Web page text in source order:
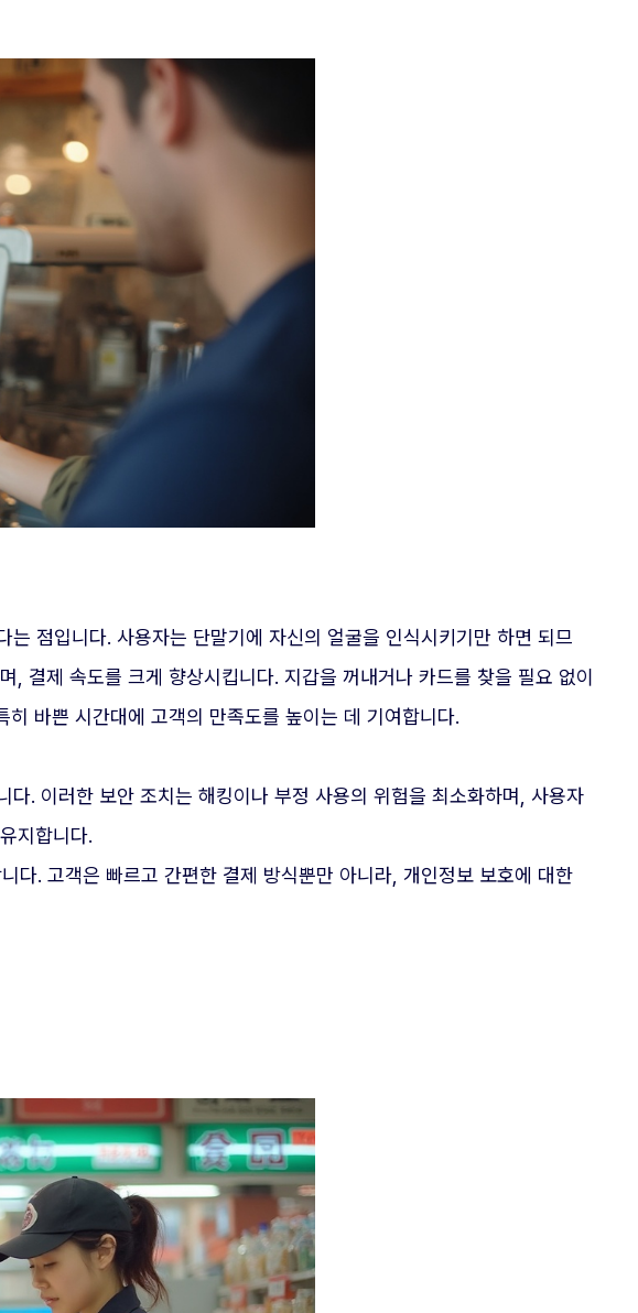
점입니다. 사용자는 단말기에 자신의 얼굴을 인식시키기만 하면 되므
결제 속도를 크게 향상시킵니다. 지갑을 꺼내거나 카드를 찾을 필요 없이
바쁜 시간대에 고객의 만족도를 높이는 데 기여합니다.
. 이러한 보안 조치는 해킹이나 부정 사용의 위험을 최소화하며, 사용자
지합니다.
다. 고객은 빠르고 간편한 결제 방식뿐만 아니라, 개인정보 보호에 대한